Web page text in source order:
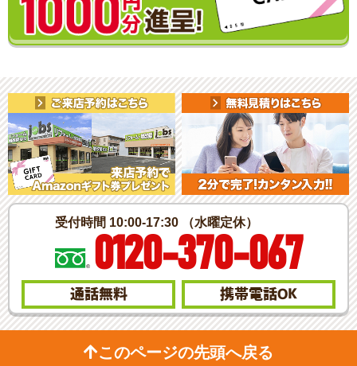
受付時間 10:00-17:30 （水曜定休）
0120-370-067
通話無料 携帯電話OK
このページの先頭へ戻る